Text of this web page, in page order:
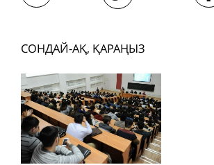
СОНДАЙ-АҚ, ҚАРАҢЫЗ